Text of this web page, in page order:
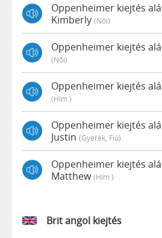
Oppenheimer kiejtés
Kimberly (női)
Oppenheimer kiejtés
(női)
Oppenheimer kiejtés
(hím )
Oppenheimer kiejtés
Justin (gyerek, Fiú)
Oppenheimer kiejtés
Matthew(hím )
Brit angol kiejtés